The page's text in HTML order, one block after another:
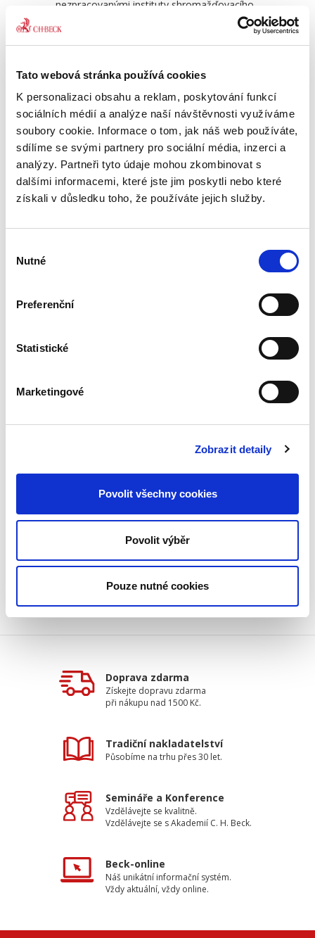
Tato webová stránka používá cookies
K personalizaci obsahu a reklam, poskytování funkcí
sociálních médií a analýze naší návštěvnosti využíváme
soubory cookie. Informace o tom, jak náš web používáte,
sdílíme se svými partnery pro sociální média, inzerci a
analýzy. Partneři tyto údaje mohou zkombinovat s
dalšími informacemi, které jste jim poskytli nebo které
získali v důsledku toho, že používáte jejich služby.
souhlasu
Nutné
Preferenční
Statistické
Marketingové
Zobrazit detaily
Povolit všechny cookies
Povolit výběr
Pouze nutné cookies
svobod....
2 290,00 Kč
nezpracovanými instituty shromažďovacího
práva podle zákona č. 84/1990 Sb., o právu
shromažďovacím. Pozornost je soustředěna
pro určení právní regulace a rozsah ochrany
věnuje pojmům svolavatel, účastník,
pořadatel či podmínkám shromáždění
stanovenými úřadem. Při komparaci s
judikaturou Evropského soudu pro lidská
práva a právní úpravou Německa, Rakouska
a Slovenska byla zjištěna některá možná
protiústavní ustanovení uvedeného zákona,
formulována i doporučení de lege ferenda.
Objednací číslo:
Ke stažení
Doprava zdarma
Získejte dopravu zdarma
při nákupu nad 1500 Kč.
Tradiční nakladatelství
Působíme na trhu přes 30 let.
Semináře a Konference
Vzdělávejte se kvalitně.
Vzdělávejte se s Akademií C. H. Beck.
Beck-online
Náš unikátní informační systém.
Vždy aktuální, vždy online.